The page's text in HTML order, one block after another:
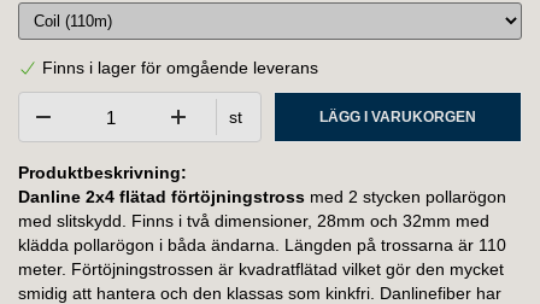
Finns i lager för omgående leverans
st LÄGG I VARUKORGEN
Produktbeskrivning:
Danline 2x4 flätad förtöjningstross med 2 stycken pollarögon
med slitskydd. Finns i två dimensioner, 28mm och 32mm med
klädda pollarögon i båda ändarna. Längden på trossarna är 110
meter. Förtöjningstrossen är kvadratflätad vilket gör den mycket
smidig att hantera och den klassas som kinkfri. Danlinefiber har